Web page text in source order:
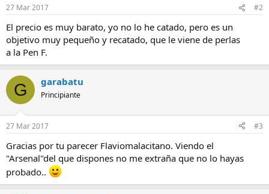
27 Mar 2017 #2
El precio es muy barato, yo no lo he catado, pero es un
objetivo muy pequeño y recatado, que le viene de perlas
a la Pen F.
G garabatu
Principiante
27 Mar 2017 #3
Gracias por tu parecer Flaviomalacitano. Viendo el
"Arsenal"del que dispones no me extraña que no lo hayas
probado..